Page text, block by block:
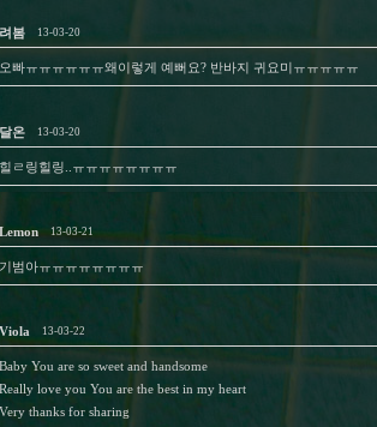
려봄 13-03-20
오빠ㅠㅠㅠㅠㅠㅠ왜이렇게 예뻐요? 반바지 귀요미ㅠㅠㅠㅠㅠ
달온 13-03-20
힐ㄹ링힐링..ㅠㅠㅠㅠㅠㅠㅠㅠ
Lemon 13-03-21
기범아ㅠㅠㅠㅠㅠㅠㅠㅠ
Viola 13-03-22
Baby You are so sweet and handsome
Really love you You are the best in my heart
Very thanks for sharing